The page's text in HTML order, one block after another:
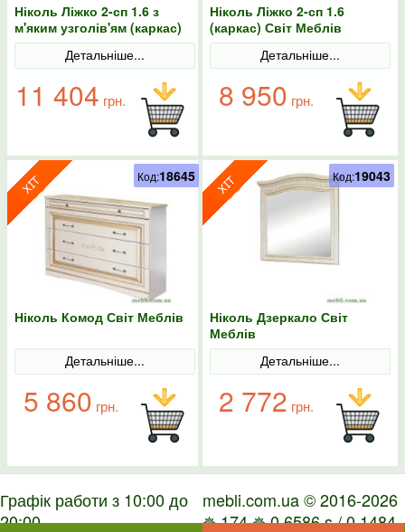
Ніколь Ліжко 2-сп 1.6 з
м'яким узголів'ям (каркас)
Світ Меблів
Детальніше...
11 404 грн.
Ніколь Ліжко 2-сп 1.6
(каркас) Світ Меблів
Детальніше...
8 950 грн.
Ніколь Комод Світ Меблів
Детальніше...
5 860 грн.
Код:18645
Ніколь Дзеркало Світ
Меблів
Детальніше...
2 772 грн.
Код:19043
Графік работи з 10:00 до
20:00
mebli.com.ua © 2016-2026
✵ 174 ✵ 0.6586 s / 0.1484